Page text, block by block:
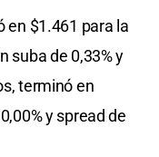
en $1.461 para la
suba de 0,33% y
terminó en
y spread de